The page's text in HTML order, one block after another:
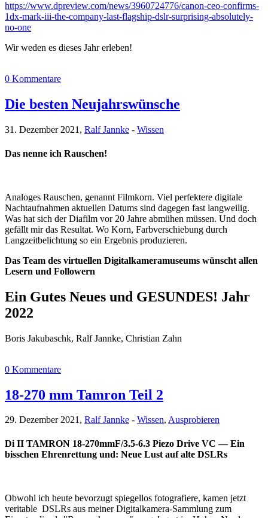
https://www.dpreview.com/news/3960724776/canon-ceo-confirms-
1dx-mark-iii-the-company-last-flagship-dslr-surprising-absolutely-
no-one
Wir weden es dieses Jahr erleben!
0 Kommentare
Die besten Neujahrswünsche
31. Dezember 2021, Ralf Jannke - Wissen
Das nenne ich Rauschen!
Analoges Rauschen, genannt Filmkorn. Viel perfektere digitale
Nachtaufnahmen aktuellen Datums sind dagegen fast langweilig.
Was hat sich der Diafilm vor 20 Jahre abmühen müssen. Und doch
gefällt mir das Resultat. Wo Korn, Farbverschiebung durch
Langzeitbelichtung so ein Ergebnis produzieren.
Das Team des virtuellen Digitalkameramuseums wünscht allen
Lesern und Followern
Ein Gutes Neues und GESUNDES! Jahr
2022
Boris Jakubaschk, Ralf Jannke, Christian Zahn
0 Kommentare
18-270 mm Tamron Teil 2
29. Dezember 2021, Ralf Jannke - Wissen, Ausprobieren
Di II TAMRON 18-270mmF/3.5-6.3 Piezo Drive VC — Ein
bisschen Ehrenrettung und: Neue Lust auf alte DSLRs
Obwohl ich heute bevorzugt spiegellos fotografiere, kamen jetzt
veritable DSLRs aus meiner Digitalkamera-Sammlung zum